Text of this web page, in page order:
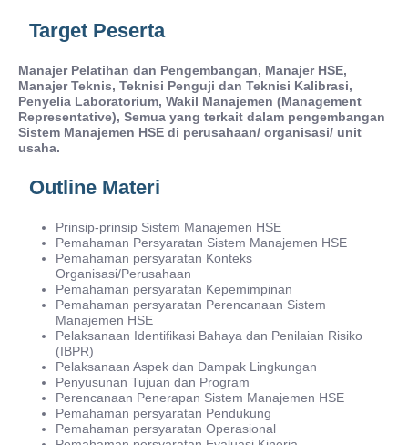
Target Peserta
Manajer Pelatihan dan Pengembangan, Manajer HSE,
Manajer Teknis, Teknisi Penguji dan Teknisi Kalibrasi,
Penyelia Laboratorium, Wakil Manajemen (Management
Representative), Semua yang terkait dalam pengembangan
Sistem Manajemen HSE di perusahaan/ organisasi/ unit
usaha.
Outline Materi
Prinsip-prinsip Sistem Manajemen HSE
Pemahaman Persyaratan Sistem Manajemen HSE
Pemahaman persyaratan Konteks
Organisasi/Perusahaan
Pemahaman persyaratan Kepemimpinan
Pemahaman persyaratan Perencanaan Sistem
Manajemen HSE
Pelaksanaan Identifikasi Bahaya dan Penilaian Risiko
(IBPR)
Pelaksanaan Aspek dan Dampak Lingkungan
Penyusunan Tujuan dan Program
Perencanaan Penerapan Sistem Manajemen HSE
Pemahaman persyaratan Pendukung
Pemahaman persyaratan Operasional